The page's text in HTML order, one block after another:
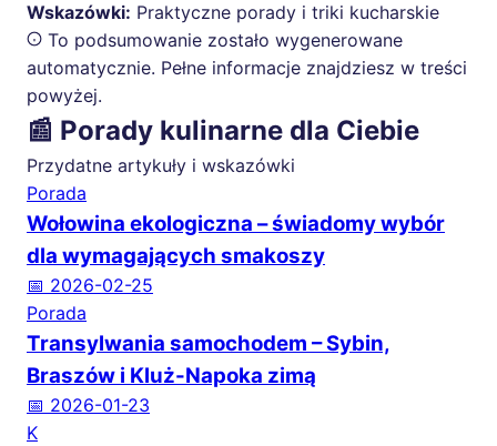
Wskazówki: Praktyczne porady i triki kucharskie
To podsumowanie zostało wygenerowane
automatycznie. Pełne informacje znajdziesz w treści
powyżej.
📰 Porady kulinarne dla Ciebie
Przydatne artykuły i wskazówki
Porada
Wołowina ekologiczna – świadomy wybór
dla wymagających smakoszy
📅 2026-02-25
Porada
Transylwania samochodem – Sybin,
Braszów i Kluż-Napoka zimą
📅 2026-01-23
K